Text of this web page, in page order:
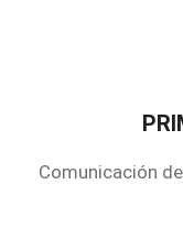
Comunicación